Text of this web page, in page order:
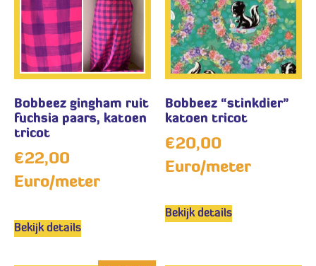
Bobbeez gingham ruit
fuchsia paars, katoen
tricot
€22,00
Euro/meter
Bekijk details
Bobbeez “stinkdier”
katoen tricot
€20,00
Euro/meter
Bekijk details